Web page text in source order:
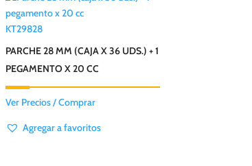
KT29828
PARCHE 28 MM (CAJA X 36 UDS.) + 1
PEGAMENTO X 20 CC
Ver Precios / Comprar
Agregar a favoritos